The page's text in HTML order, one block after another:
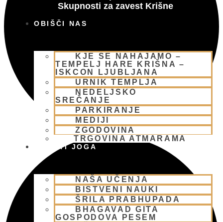
Skupnosti za zavest Krišne
OBIŠČI NAS
KJE SE NAHAJAMO –
TEMPELJ HARE KRIŠNA –
ISKCON LJUBLJANA
URNIK TEMPLJA
NEDELJSKO
SREČANJE
PARKIRANJE
MEDIJI
ZGODOVINA
TRGOVINA ATMARAMA
BHAKTI JOGA
NAŠA UČENJA
BISTVENI NAUKI
ŠRILA PRABHUPADA
BHAGAVAD GITA
GOSPODOVA PESEM